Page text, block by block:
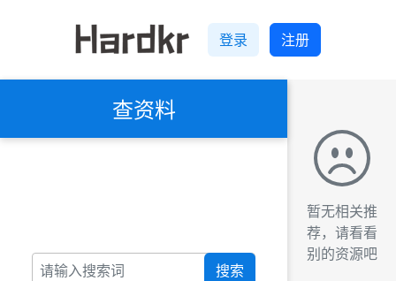
登录 注册
查资料
搜索
暂无相关推
荐，请看看
别的资源吧